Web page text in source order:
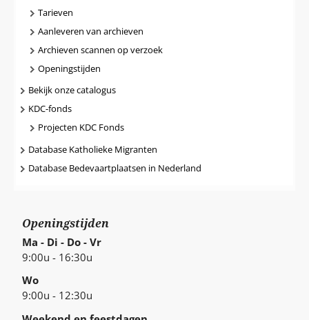
Tarieven
Aanleveren van archieven
Archieven scannen op verzoek
Openingstijden
Bekijk onze catalogus
KDC-fonds
Projecten KDC Fonds
Database Katholieke Migranten
Database Bedevaartplaatsen in Nederland
Openingstijden
Ma - Di - Do - Vr
9:00u - 16:30u
Wo
9:00u - 12:30u